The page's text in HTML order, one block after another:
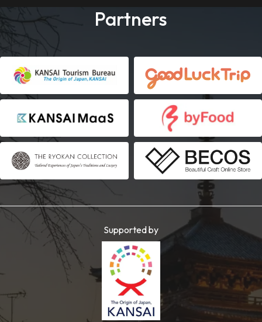
Partners
Supported by